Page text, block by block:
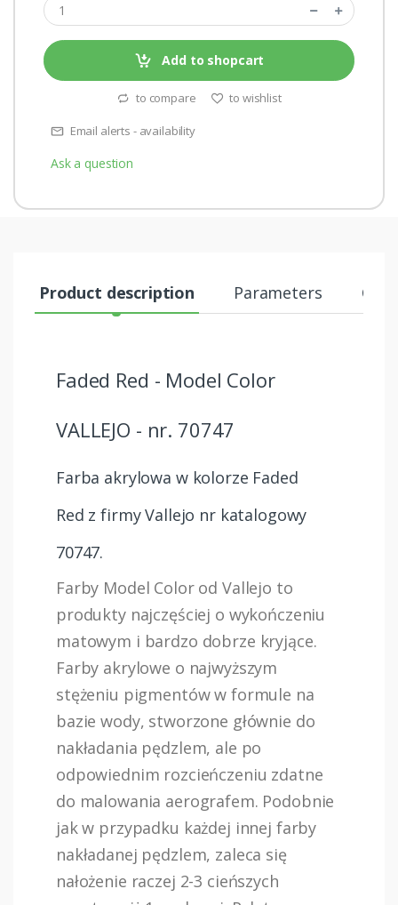
Add to shopcart
to compare to wishlist
Email alerts - availability
Ask a question
Product description Parameters
Faded Red - Model Color
VALLEJO - nr. 70747
Farba akrylowa w kolorze Faded
Red z firmy Vallejo nr katalogowy
70747.
Farby Model Color od Vallejo to
produkty najczęściej o wykończeniu
matowym i bardzo dobrze kryjące.
Farby akrylowe o najwyższym
stężeniu pigmentów w formule na
bazie wody, stworzone głównie do
nakładania pędzlem, ale po
odpowiednim rozcieńczeniu zdatne
do malowania aerografem. Podobnie
jak w przypadku każdej innej farby
nakładanej pędzlem, zaleca się
nałożenie raczej 2-3 cieńszych